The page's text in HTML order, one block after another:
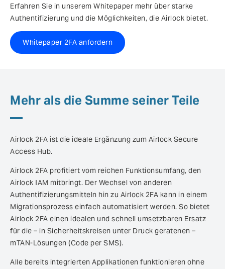
Erfahren Sie in unserem Whitepaper mehr über starke
Authentifizierung und die Möglichkeiten, die Airlock bietet.
Whitepaper 2FA anfordern
Mehr als die Summe seiner Teile
Airlock 2FA ist die ideale Ergänzung zum Airlock Secure
Access Hub.
Airlock 2FA profitiert vom reichen Funktionsumfang, den
Airlock IAM mitbringt. Der Wechsel von anderen
Authentifizierungsmitteln hin zu Airlock 2FA kann in einem
Migrationsprozess einfach automatisiert werden. So bietet
Airlock 2FA einen idealen und schnell umsetzbaren Ersatz
für die – in Sicherheitskreisen unter Druck geratenen –
mTAN-Lösungen (Code per SMS).
Alle bereits integrierten Applikationen funktionieren ohne